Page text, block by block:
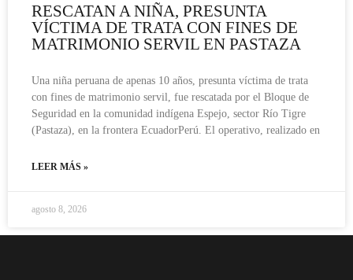
RESCATAN A NIÑA, PRESUNTA
VÍCTIMA DE TRATA CON FINES DE
MATRIMONIO SERVIL EN PASTAZA
Una niña peruana de apenas 10 años, presunta víctima de trata
con fines de matrimonio servil, fue rescatada por el Bloque de
Seguridad en la comunidad indígena Espejo, sector Río Tigre
(Pastaza), en la frontera EcuadorPerú. El operativo, realizado en
LEER MÁS »
agosto 8, 2026